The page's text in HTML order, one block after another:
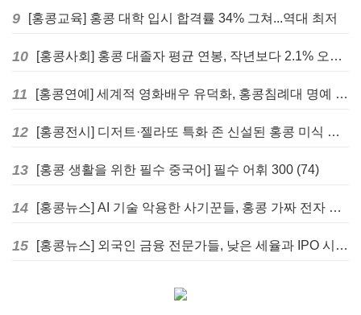
9 [홍콩교육] 홍콩 대학 입시 합격률 34% 그쳐...역대 최저
10 [홍콩사회] 홍콩 대졸자 평균 연봉, 작년보다 2.1% 오른 33만 6천 홍콩달러 기록
11 [홍콩연예] 세계적 영화배우 유덕화, 홍콩침례대 명예 박사 학위 받는다
12 [홍콩전시] 디저트·젤라또 특화 존 신설된 홍콩 미식 박람회 다음주 개막
13 [홍콩 생활을 위한 필수 중국어] 필수 어휘 300 (74)
14 [홍콩뉴스] AI 기술 악용한 사기꾼들, 홍콩 가짜 전자 비자 사이트 극성
15 [홍콩뉴스] 외국인 금융 전문가들, 낮은 세율과 IPO 시장 회복에 홍콩으로 '대거 복귀'